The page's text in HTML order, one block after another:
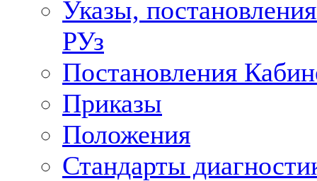
Указы,
РУз
Постановления
Приказы
Положения
Стандарты